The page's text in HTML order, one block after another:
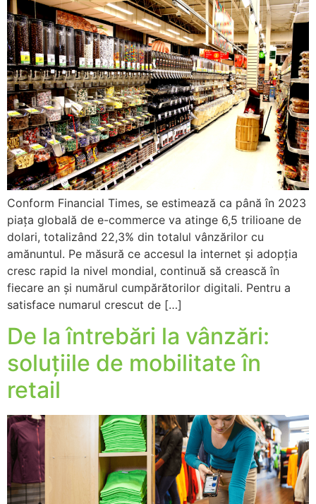
Conform Financial Times, se estimează ca până în 2023
piața globală de e-commerce va atinge 6,5 trilioane de
dolari, totalizând 22,3% din totalul vânzărilor cu
amănuntul. Pe măsură ce accesul la internet și adopția
cresc rapid la nivel mondial, continuă să crească în
fiecare an și numărul cumpărătorilor digitali. Pentru a
satisface numarul crescut de […]
De la întrebări la vânzări:
soluțiile de mobilitate în
retail